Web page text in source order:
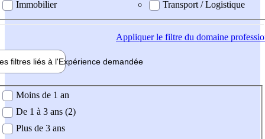
Immobilier
Transport / Logistique
Appliquerle filtre du domaine
filtres liés à l'Expérience demandée
demandée
Moins de 1 an
De 1 à 3 ans (2)
Plus de 3 ans